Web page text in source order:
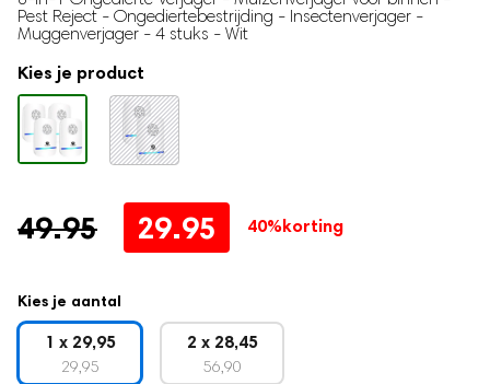
4.72op 5
gebaseerd
op
Pest Reject - Ongediertebestrijding - Insectenverjager -
Muggenverjager - 4 stuks - Wit
Kies je product
49.95
Oorspronkelijke
was:
49.95.
29.95
Huidige
is:
29.95.
40%korting
Kies je aantal
1 x 29,95
29,95
2 x 28,45
56,90
Traphekje
Babynestje
Milk Pitcher
Borstvoeding
Moedermelk bewaarzakjes
Zoogcompressen
Voedingskussen
Voedingsbh's
Draagbare Melkkoeler
Zilveren Tepelkapjes